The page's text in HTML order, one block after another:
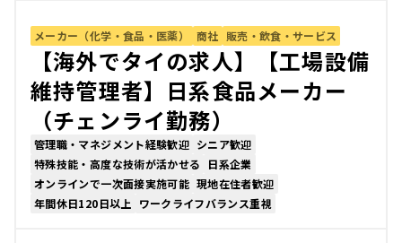
メーカー（化学・食品・医薬） 商社 販売・飲食・サービス
【海外でタイの求人】【工場設備
維持管理者】日系食品メーカー
（チェンライ勤務）
管理職・マネジメント経験歓迎 シニア歓迎
特殊技能・高度な技術が活かせる
日系企業
オンラインで一次面接実施可能 現地在住者歓迎
年間休日120日以上
ワークライフバランス重視